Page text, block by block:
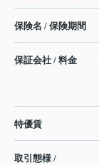
保険名 / 保険期間
保証会社 / 料金
特優賃
取引態様 /